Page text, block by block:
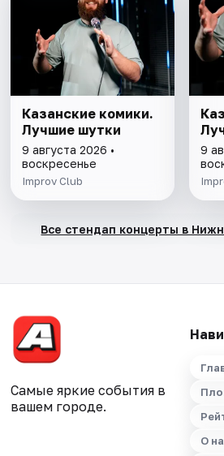
Казанские комики.
Лучшие шутки
9 августа 2026 •
воскресенье
Improv Club
9
Все стендап концерты в
Самые яркие события в
вашем городе.
О